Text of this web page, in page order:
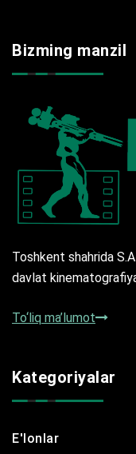
Bizming manzil
Toshkent shahrida
davlat
To‘liq ma’lumot
Kategoriyalar
E'lonlar